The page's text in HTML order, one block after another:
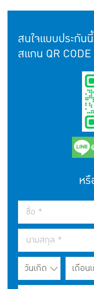
สนใจแบบประกัน
สแกน QR CODE
ห